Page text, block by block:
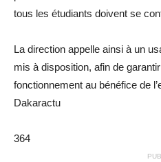
tous les étudiants doivent se
La direction appelle ainsi à un
mis à disposition, afin de
fonctionnement au bénéfice de
Dakaractu
364
PUB